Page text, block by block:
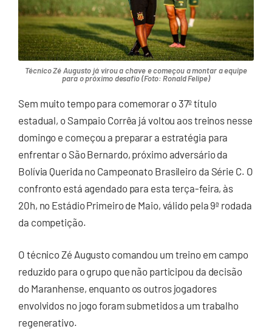
Técnico Zé Augusto já virou a chave e começou a montar a equipe
para o próximo desafio (Foto: Ronald Felipe)
Sem muito tempo para comemorar o 37º título
estadual, o Sampaio Corrêa já voltou aos treinos nesse
domingo e começou a preparar a estratégia para
enfrentar o São Bernardo, próximo adversário da
Bolívia Querida no Campeonato Brasileiro da Série C. O
confronto está agendado para esta terça-feira, às
20h, no Estádio Primeiro de Maio, válido pela 9ª rodada
da competição.
O técnico Zé Augusto comandou um treino em campo
reduzido para o grupo que não participou da decisão
do Maranhense, enquanto os outros jogadores
envolvidos no jogo foram submetidos a um trabalho
regenerativo.